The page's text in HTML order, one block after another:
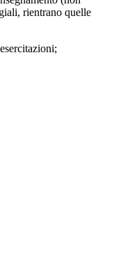
rientrano quelle